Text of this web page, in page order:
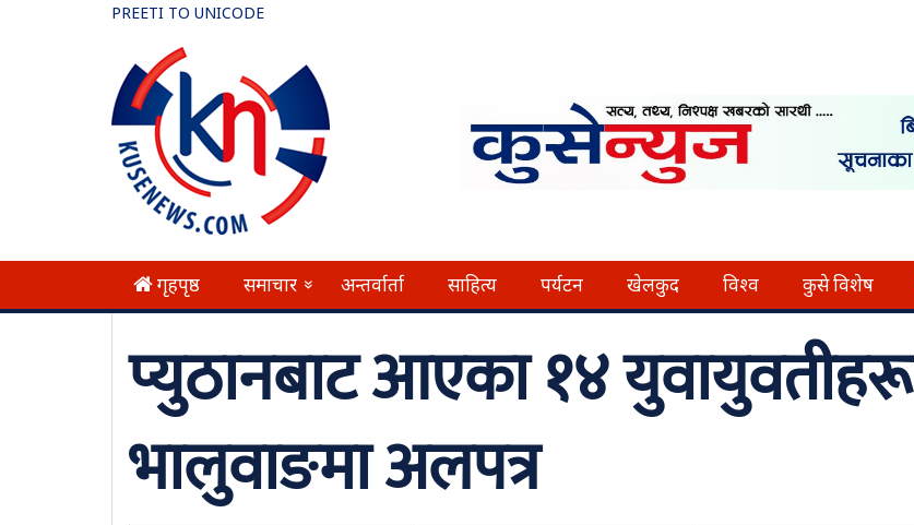
PREETI TO UNICODE
गृहपृष्ठ समाचार » अन्तर्वार्ता साहित्य पर्यटन खेलकुद विश्व कुसे विशेष
प्युठानबाट आएका १४ युवायुवतीहरू
भालुवाङमा अलपत्र